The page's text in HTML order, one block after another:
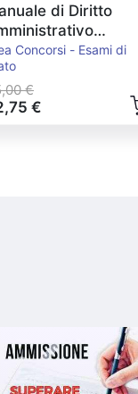
di Diritto
Concorsi - Esami di
€
€